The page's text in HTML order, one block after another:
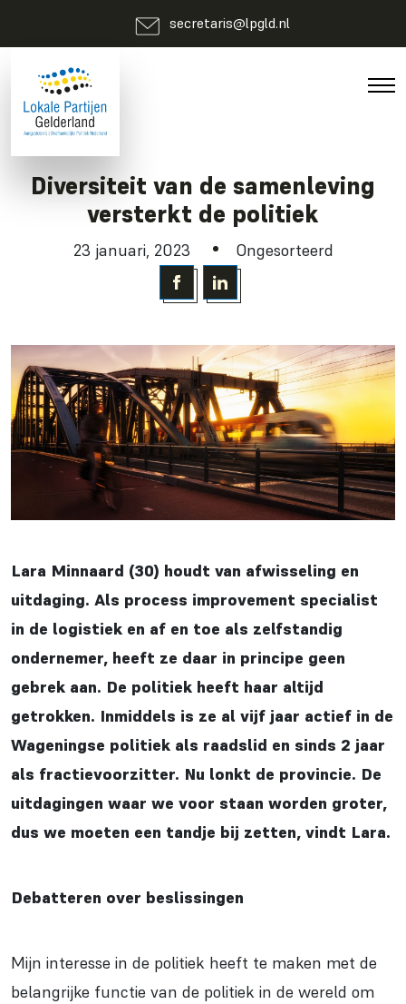
secretaris@lpgld.nl
Diversiteit van de samenleving
versterkt de politiek
23 januari, 2023 Ongesorteerd
Lara Minnaard (30) houdt van afwisseling en
uitdaging. Als process improvement specialist
in de logistiek en af en toe als zelfstandig
ondernemer, heeft ze daar in principe geen
gebrek aan. De politiek heeft haar altijd
getrokken. Inmiddels is ze al vijf jaar actief in de
Wageningse politiek als raadslid en sinds 2 jaar
als fractievoorzitter. Nu lonkt de provincie. De
uitdagingen waar we voor staan worden groter,
dus we moeten een tandje bij zetten, vindt Lara.
Debatteren over beslissingen
Mijn interesse in de politiek heeft te maken met de
belangrijke functie van de politiek in de wereld om